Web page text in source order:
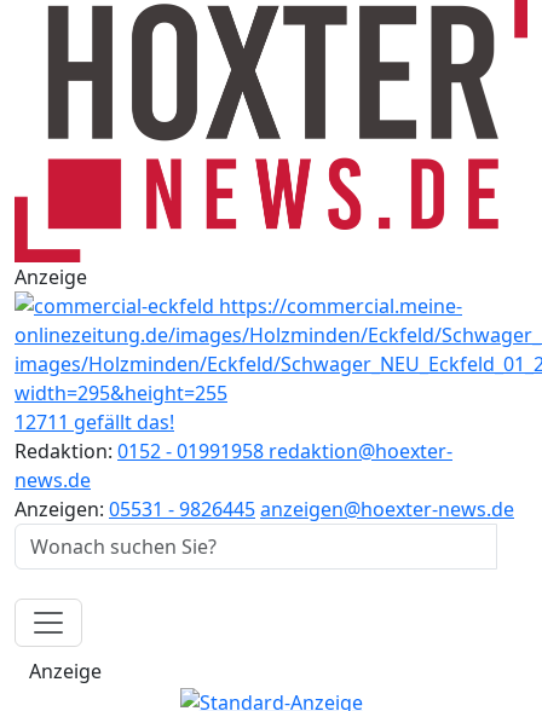
Anzeige
12711 gefällt das!
Redaktion: 0152 - 01991958 redaktion@hoexter-
news.de
Anzeigen: 05531 - 9826445anzeigen@hoexter-news.de
Anzeige